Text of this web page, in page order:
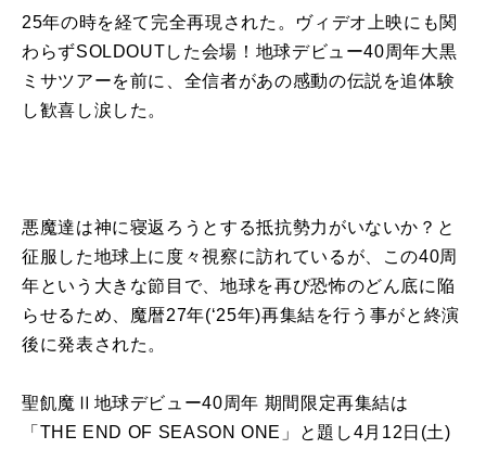
25年の時を経て完全再現された。ヴィデオ上映にも関
わらずSOLDOUTした会場！地球デビュー40周年大黒
ミサツアーを前に、全信者があの感動の伝説を追体験
し歓喜し涙した。
悪魔達は神に寝返ろうとする抵抗勢力がいないか？と
征服した地球上に度々視察に訪れているが、この40周
年という大きな節目で、地球を再び恐怖のどん底に陥
らせるため、魔暦27年(‘25年)再集結を行う事がと終演
後に発表された。
聖飢魔Ⅱ地球デビュー40周年 期間限定再集結は
「THE END OF SEASON ONE」と題し4月12日(土)